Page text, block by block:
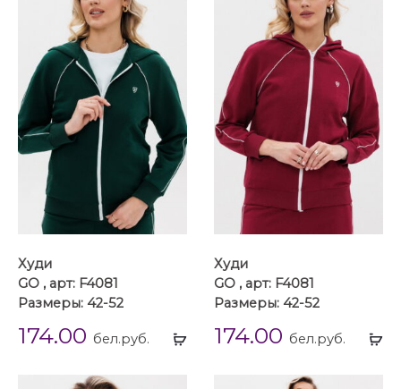
Выбрать
Худи
GO , арт: F4081
Размеры: 42-52
174.00 бел.руб.
Худи
GO , арт: F4081
Размеры: 42-52
174.00 бел.руб.